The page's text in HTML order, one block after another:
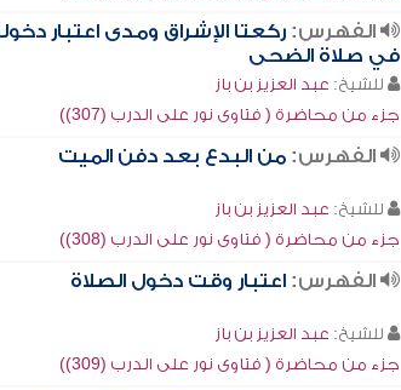
الفهرس: ركعتا الإشراق ومدى اعتبار
في صلاة الضحى
للشيخ: عبد العزيز بن باز
جزء من محاضرة ( فتاوى نور على الدرب (307))
الفهرس: من البدع بعد دفن الميت
للشيخ: عبد العزيز بن باز
جزء من محاضرة ( فتاوى نور على الدرب (308))
الفهرس: اعتبار وقت دخول الصلاة
للشيخ: عبد العزيز بن باز
جزء من محاضرة ( فتاوى نور على الدرب (309))